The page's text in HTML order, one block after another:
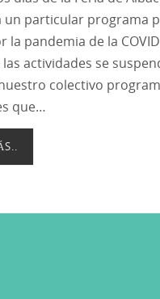
un particular programa
la pandemia de la
actividades se
colectivo
que…